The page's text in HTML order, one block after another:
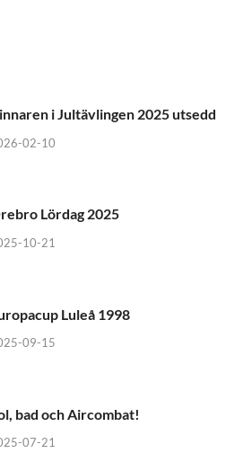
i Jultävlingen 2025 utsedd
02-10
Lördag 2025
10-21
Luleå 1998
09-15
bad och Aircombat!
07-21